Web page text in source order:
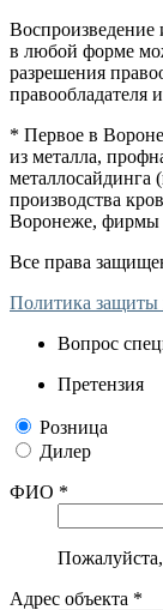
Воспроизведение
в любой форме
разрешения
правообладателя
* Первое в
из металла,
металлосайдинга
производства
Воронеже, фирмы
Все права
Политика защиты
Вопрос
Претензия
Розница
Дилер
ФИО *
Адрес объекта *